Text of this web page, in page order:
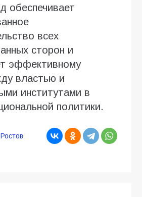
обеспечивает
всех
сторон и
эффективному
властью и
институтами в
политики.
Ростов